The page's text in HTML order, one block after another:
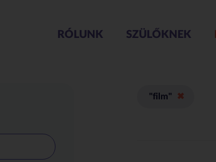
RÓLUNK SZÜLŐKNEK
"film"